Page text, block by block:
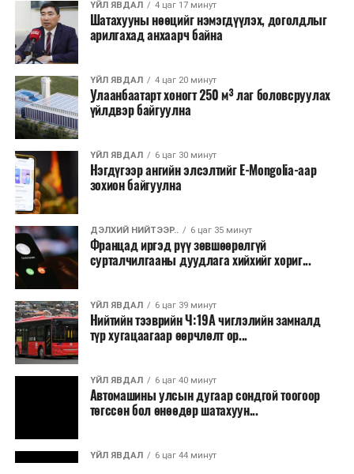
хэлбэрээр хэрэгжүүлэхээр тусгажээ.
Лаг хатаах, шатаах технологи нь бохир ус цэвэрлэх
байгууламжаас гардаг лагийг байгаль орчинд аюулгүй
аргаар боловсруулж, эзлэхүүнийг эрс бууруулах
зориулалттай. Лагийг өндөр температурт шатааснаар
эзлэхүүн нь 90 хүртэл хувиар буурч, бактери, вирус
болон бусад өвчин үүсгэгч бичил биетнийг устгах
боломжтой.
Түүнчлэн шаталтын явцад үүсэх дулааныг цахилгаан
болон дулааны эрчим хүч үйлдвэрлэхэд ашиглаж
болдог. Зарим технологийн хувьд шаталтын дараа
үлдэх үнснээс фосфор зэрэг ашигт эрдсийг сэргээн
авах боломжтой аж.
Япон, Герман, Швейцар, Нидерланд, Өмнөд Солонгос
зэрэг улс лаг хатаах, шатаах технологийг ашиглаж
байна. Тухайлбал, Германд лаг шатаах үйлдвэрээс
гарсан үнснээс фосфор сэргээн авах технологи
ашигладаг бол Нидерландад төвлөрсөн лаг
боловсруулах үйлдвэрүүдээр дулаан, цахилгаан
эрчим хүч үйлдвэрлэдэг.
Ийнхүү лаг хатаах, шатаах технологийг лагийн
эзлэхүүнийг бууруулахын зэрэгцээ эрчим хүч
ҮЙЛ ЯВДАЛ 4 цаг 17 минут
Шатахууны нөөцийг нэмэгдүүлэх, доголдлыг
арилгахад анхаарч байна
ҮЙЛ ЯВДАЛ 4 цаг 20 минут
Улаанбаатарт хоногт 250 м³ лаг боловсруулах
үйлдвэр байгуулна
ҮЙЛ ЯВДАЛ 6 цаг 30 минут
Нэгдүгээр ангийн элсэлтийг E-Mongolia-аар
зохион байгуулна
ДЭЛХИЙ НИЙТЭЭР.. 6 цаг 35 минут
Францад иргэд рүү зөвшөөрөлгүй
сурталчилгааны дуудлага хийхийг хориг...
ҮЙЛ ЯВДАЛ 6 цаг 39 минут
Нийтийн тээврийн Ч:19А чиглэлийн замналд
түр хугацаагаар өөрчлөлт ор...
ҮЙЛ ЯВДАЛ 6 цаг 40 минут
Автомашины улсын дугаар сондгой тоогоор
төгссөн бол өнөөдөр шатахуун...
ҮЙЛ ЯВДАЛ 6 цаг 44 минут